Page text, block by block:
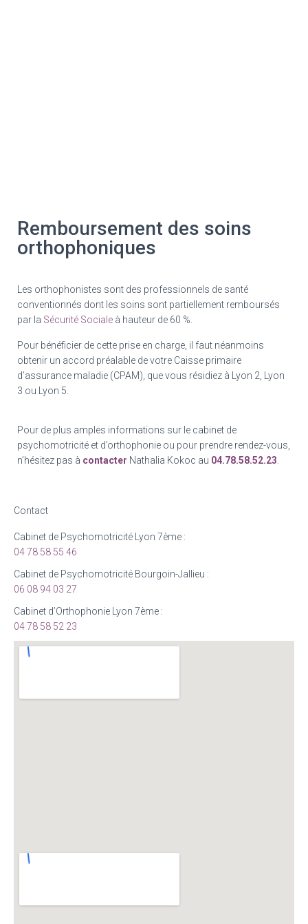
Remboursement des soins
orthophoniques
Les orthophonistes sont des professionnels de santé
conventionnés dont les soins sont partiellement remboursés
par la Sécurité Sociale à hauteur de 60 %.
Pour bénéficier de cette prise en charge, il faut néanmoins
obtenir un accord préalable de votre Caisse primaire
d’assurance maladie (CPAM), que vous résidiez à Lyon 2, Lyon
3 ou Lyon 5.
Pour de plus amples informations sur le cabinet de
psychomotricité et d’orthophonie ou pour prendre rendez-vous,
n’hésitez pas à contacter Nathalia Kokoc au 04.78.58.52.23
Contact
Cabinet de Psychomotricité Lyon 7ème :
04 78 58 55 46
Cabinet de Psychomotricité Bourgoin-Jallieu :
06 08 94 03 27
Cabinet d’Orthophonie Lyon 7ème :
04 78 58 52 23